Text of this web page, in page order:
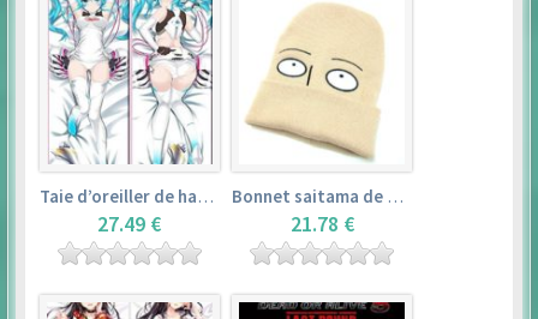
Taie d’oreiller de hatsune miku (150cm×50cm) – vocaloid
27.49 €
Bonnet saitama de one punch man
21.78 €